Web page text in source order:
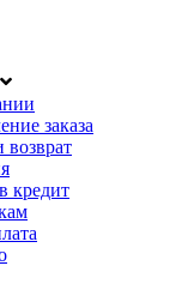
заказа
кредит